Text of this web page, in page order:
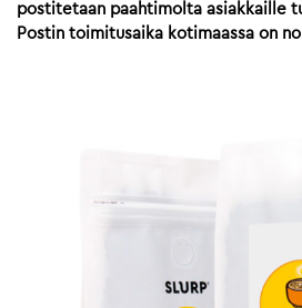
postitetaan paahtimolta asiakkaille
Postin toimitusaika kotimaassa on